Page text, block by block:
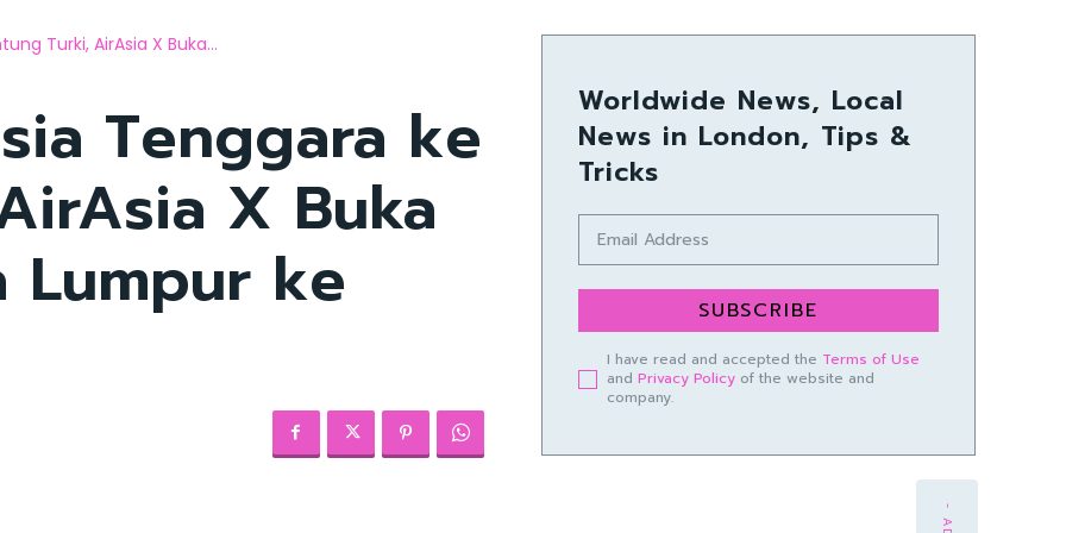
Turki, AirAsia X Buka...
Tenggara ke
X Buka
Lumpur ke
Worldwide News, Local
News in London, Tips &
Tricks
SUBSCRIBE
I have read and accepted the Terms of Use
and Privacy Policyof the website and
company.